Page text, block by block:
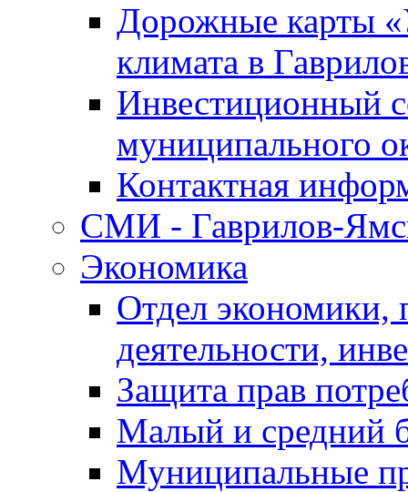
Дорожные карты
климата в
Инвестиционный
муниципального
Контактная
СМИ - Гаврилов-
Экономика
Отдел экономики,
деятельности,
Защита прав
Малый и средний
Муниципальные